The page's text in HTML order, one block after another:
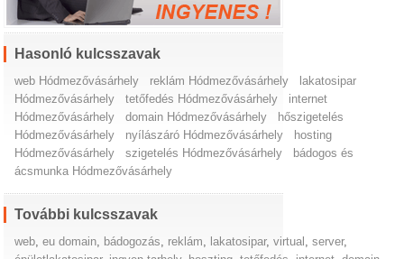
Hasonló kulcsszavak
web Hódmezővásárhely reklám Hódmezővásárhely
lakatosipar
Hódmezővásárhely
tetőfedés Hódmezővásárhely
internet
Hódmezővásárhely
domain Hódmezővásárhely
hőszigetelés
Hódmezővásárhely
nyílászáró Hódmezővásárhely
hosting
Hódmezővásárhely
szigetelés Hódmezővásárhely
bádogos és
ácsmunka Hódmezővásárhely
További kulcsszavak
web ,eu domain bádogozás reklám lakatosipar,virtual ,server,